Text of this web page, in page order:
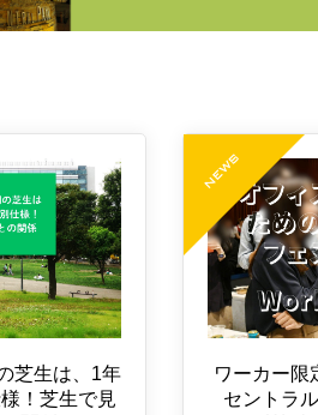
芝生は、1年
！芝生で見
ワーカー限
セントラ